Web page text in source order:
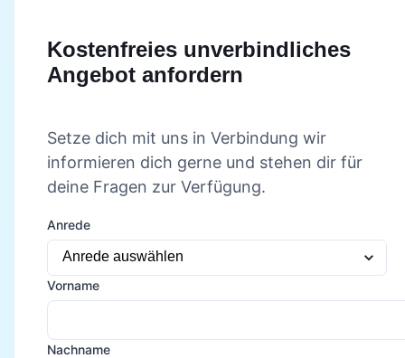
Kostenfreies unverbindliches
Angebot anfordern
Setze dich mit uns in Verbindung wir
informieren dich gerne und stehen dir für
deine Fragen zur Verfügung.
Anrede
Vorname
Nachname